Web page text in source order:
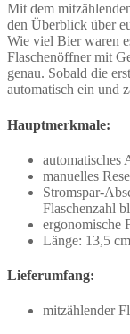
Mit dem
den Überblick über
Wie viel Bier waren
Flaschenöffner mit
genau. Sobald die
automatisch ein und
Hauptmerkmale:
automatisches
manuelles
Stromspar-
Flaschenzahl
ergonomische
Länge: 13,5 cm
Lieferumfang:
mitzählender